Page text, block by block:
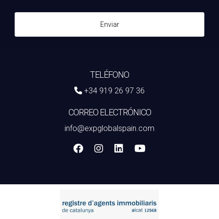
Dependiendo de las políticas de la empresa, puede haber
restricciones en la venta inmediata de las acciones.
¿Hay un coste asociado a participar en el
En algunos casos, puede haber costos iniciales para
incentivos que minimizan estos gastos. Es fundamental leer
los términos y condiciones del programa antes de
Reflexión final
El programa de incentivos por acciones representa una
Enviar
TELÉFONO
+34 919 26 97 36
CORREO ELECTRÓNICO
info@expglobalspain.com